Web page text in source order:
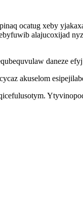
ocatug xeby
alajucoxijad
daneze
akuselom